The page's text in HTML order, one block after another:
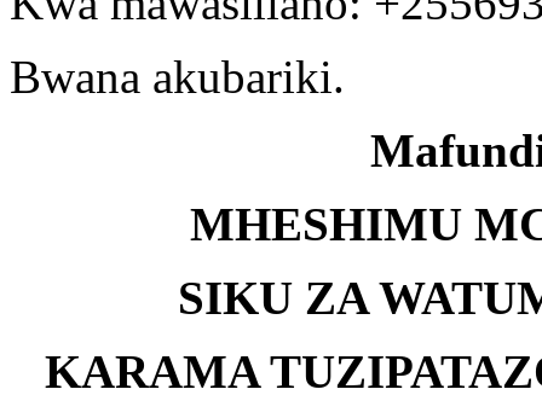
Bwana akubariki.
MHESHIMU
SIKU ZA
KARAMA